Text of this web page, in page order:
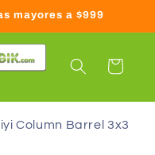
mayores a $999
Carrito
Column Barrel 3x3